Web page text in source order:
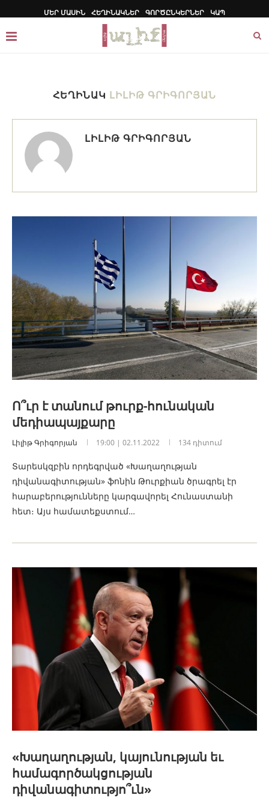
ՄԵՐ ՄԱՍԻՆ ՀԵՂԻՆԱԿՆԵՐ ԳՈՐԾԸՆԿԵՐՆԵՐ ԿԱՊ
ՀԵՂԻՆԱԿ ԼԻԼԻԹ ԳՐԻԳՈՐՅԱՆ
ԼԻԼԻԹ ԳՐԻԳՈՐՅԱՆ
Ո՞ւր է տանում թուրք-հունական
մեդիապայքարը
Լիլիթ Գրիգորյան 19:00 | 02.11.2022 134 դիտում
Տարեսկզբին որդեգրված «Խաղաղության
դիվանագիտության» ֆոնին Թուրքիան ծրագրել էր
հարաբերությունները կարգավորել Հունաստանի
հետ։ Այս համատեքստում…
«Խաղաղության, կայունության եւ
համագործակցության
դիվանագիտությո՞ւն»